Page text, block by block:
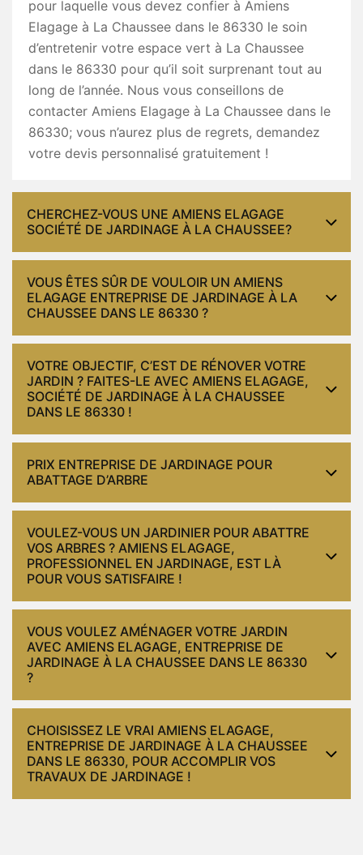
pour laquelle vous devez confier à Amiens
Elagage à La Chaussee dans le 86330 le soin
d’entretenir votre espace vert à La Chaussee
dans le 86330 pour qu’il soit surprenant tout au
long de l’année. Nous vous conseillons de
contacter Amiens Elagage à La Chaussee dans le
86330; vous n’aurez plus de regrets, demandez
votre devis personnalisé gratuitement !
CHERCHEZ-VOUS UNE AMIENS ELAGAGE
SOCIÉTÉ DE JARDINAGE À LA CHAUSSEE?
VOUS ÊTES SÛR DE VOULOIR UN AMIENS
ELAGAGE ENTREPRISE DE JARDINAGE À LA
CHAUSSEE DANS LE 86330 ?
VOTRE OBJECTIF, C’EST DE RÉNOVER VOTRE
JARDIN ? FAITES-LE AVEC AMIENS ELAGAGE,
SOCIÉTÉ DE JARDINAGE À LA CHAUSSEE
DANS LE 86330 !
PRIX ENTREPRISE DE JARDINAGE POUR
ABATTAGE D’ARBRE
VOULEZ-VOUS UN JARDINIER POUR ABATTRE
VOS ARBRES ? AMIENS ELAGAGE,
PROFESSIONNEL EN JARDINAGE, EST LÀ
POUR VOUS SATISFAIRE !
VOUS VOULEZ AMÉNAGER VOTRE JARDIN
AVEC AMIENS ELAGAGE, ENTREPRISE DE
JARDINAGE À LA CHAUSSEE DANS LE 86330
?
CHOISISSEZ LE VRAI AMIENS ELAGAGE,
ENTREPRISE DE JARDINAGE À LA CHAUSSEE
DANS LE 86330, POUR ACCOMPLIR VOS
TRAVAUX DE JARDINAGE !